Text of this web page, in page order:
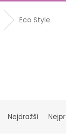
Eco Style
Nejdražší